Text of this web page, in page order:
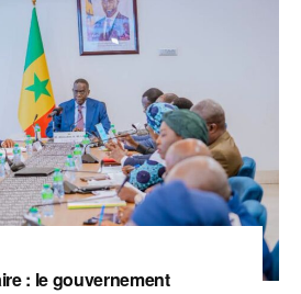
: le gouvernement